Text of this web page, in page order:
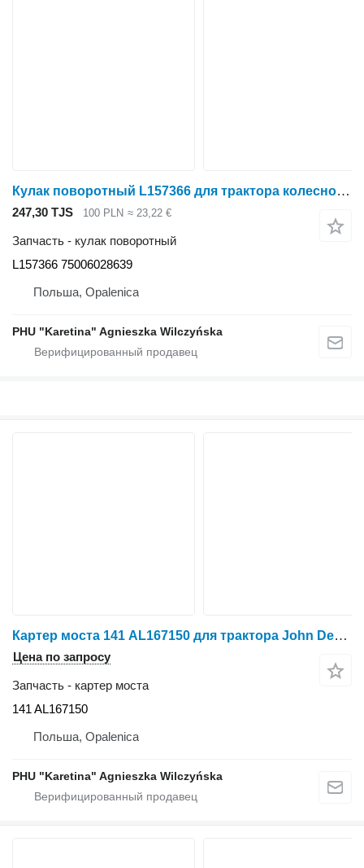
Кулак поворотный L157366 для трактора колесного John Deere 6930 7730
247,30 TJS 100 PLN ≈ 23,22 €
Запчасть - кулак поворотный
L157366 75006028639
Польша, Opalenica
PHU "Karetina" Agnieszka Wilczyńska
Картер моста 141 AL167150 для трактора John Deere 6930 7730
Цена по запросу
Запчасть - картер моста
141 AL167150
Польша, Opalenica
PHU "Karetina" Agnieszka Wilczyńska